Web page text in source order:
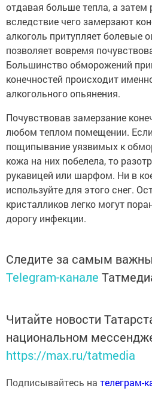
отдавая больше тепла, а затем
вследствие чего замерзают
алкоголь притупляет болевые
позволяет вовремя
Большинство обморожений
конечностей происходит
алкогольного опьянения.
Почувствовав замерзание
любом теплом помещении.
пощипывание уязвимых к
кожа на них побелела, то
рукавицей или шарфом. Ни в
используйте для этого снег.
кристалликов легко могут
дорогу инфекции.
Следите за самым
Telegram-канале
Читайте новости
национальном
https://max.ru/tatmedia
Подписывайтесь на телеграм-